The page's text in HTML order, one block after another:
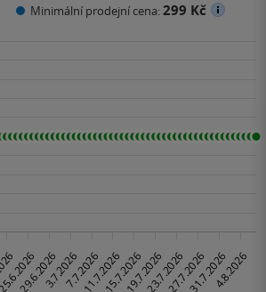
Minimální prodejní cena:299 Kč